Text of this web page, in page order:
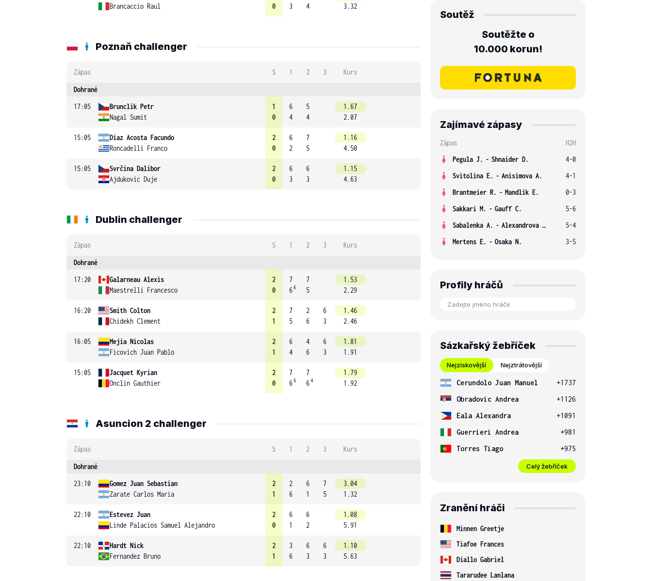
Brancaccio Raul
0
3
4
3.32
Poznaň challenger
Zápas S 1 2 3 Kurs
Dohrané
17:05
Brunclik Petr
Nagal Sumit
1
0
6
4
5
4
1.67
2.07
15:05
Diaz Acosta Facundo
Roncadelli Franco
2
0
6
2
7
5
1.16
4.50
15:05
Svrčina Dalibor
Ajdukovic Duje
2
0
6
3
6
3
1.15
4.63
Dublin challenger
Zápas S 1 2 3 Kurs
Dohrané
17:20
Galarneau Alexis
Maestrelli Francesco
2
0
7
66
7
5
1.53
2.29
16:20
Smith Colton
Chidekh Clement
2
1
7
5
2
6
6
3
1.46
2.46
16:05
Mejia Nicolas
Ficovich Juan Pablo
2
1
6
4
4
6
6
3
1.81
1.91
15:05
Jacquet Kyrian
Onclin Gauthier
2
0
7
66
7
64
1.79
1.92
Asuncion 2 challenger
Zápas S 1 2 3 Kurs
Dohrané
23:10
Gomez Juan Sebastian
Zarate Carlos Maria
2
1
2
6
6
1
7
5
3.04
1.32
22:10
Estevez Juan
Linde Palacios Samuel Alejandro
2
0
6
1
6
2
1.08
5.91
22:10
Hardt Nick
Fernandez Bruno
2
1
3
6
6
3
6
3
1.10
5.63
Soutěž
Soutěžte o
10.000 korun!
Zajímavé zápasy
Zápas
H2H
Pegula J. - Shnaider D.
4-0
Svitolina E. - Anisimova A.
4-1
Brantmeier R. - Mandlik E.
0-3
Sakkari M. - Gauff C.
5-6
Sabalenka A. - Alexandrova E.
5-4
Mertens E. - Osaka N. 3-5
Profily hráčů
Sázkařský žebříček
Nejziskovější Nejztrátovější
Cerundolo Juan Manuel
+1737
Obradovic Andrea
+1126
Eala Alexandra
+1091
Guerrieri Andrea
+981
Torres Tiago
+975
Celý žebříček
Zranění hráči
Minnen Greetje
Tiafoe Frances
Diallo Gabriel
Tararudee Lanlana